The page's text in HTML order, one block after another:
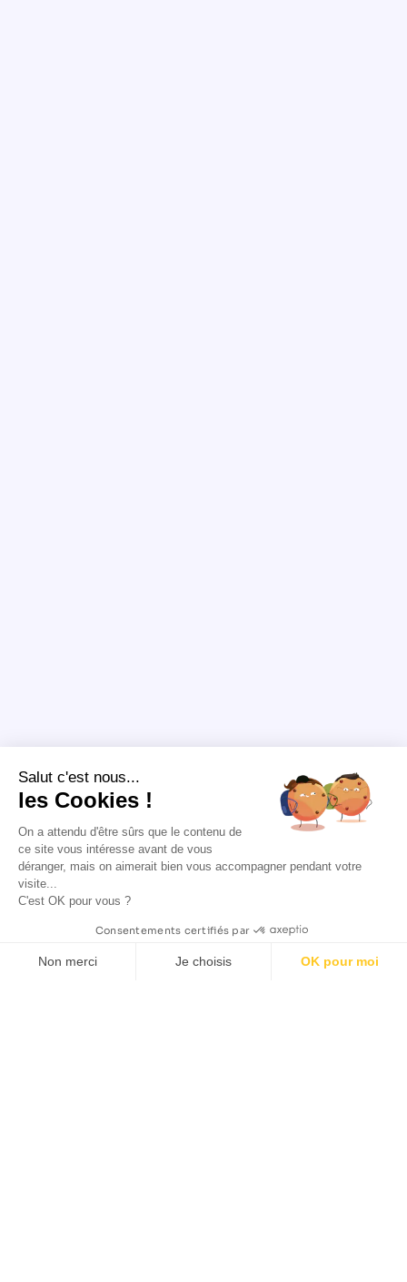
Salut c'est nous...
les Cookies !
On a attendu d'être sûrs que le contenu de
ce site vous intéresse avant de vous
déranger, mais on aimerait bien vous accompagner pendant votre
visite...
C'est OK pour vous ?
Consentements certifiés par
Non merci Je choisis OK pour moi